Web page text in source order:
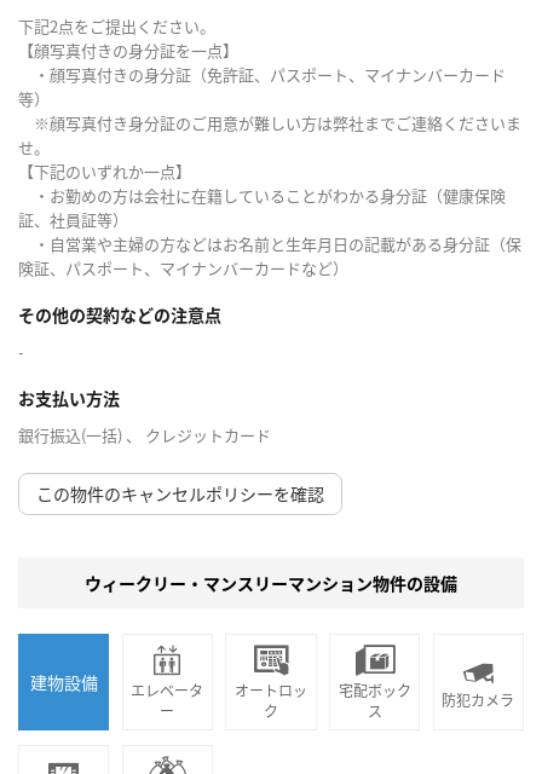
下記2点をご提出ください。
【顔写真付きの身分証を一点】
・顔写真付きの身分証（免許証、パスポート、マイナンバーカード
等）
※顔写真付き身分証のご用意が難しい方は弊社までご連絡くださいま
せ。
【下記のいずれか一点】
・お勤めの方は会社に在籍していることがわかる身分証（健康保険
証、社員証等）
・自営業や主婦の方などはお名前と生年月日の記載がある身分証（保
険証、パスポート、マイナンバーカードなど）
その他の契約などの注意点
-
お支払い方法
銀行振込(一括) 、 クレジットカード
この物件のキャンセルポリシーを確認
ウィークリー・マンスリーマンション物件の設備
建物設備
エレベータ
ー
オートロッ
ク
宅配ボック
ス
防犯カメラ